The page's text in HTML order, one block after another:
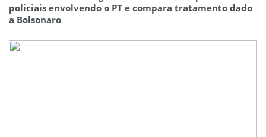
policiais envolvendo o PT e compara tratamento dado
a Bolsonaro